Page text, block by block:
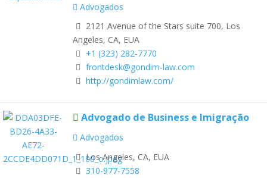
Advogados
2121 Avenue of the Stars suite 700, Los
Angeles, CA, EUA
+1 (323) 282-7770
frontdesk@gondim-law.com
http://gondimlaw.com/
Advogado de Business e Imigração
Advogados
Los Angeles, CA, EUA
310-977-7558